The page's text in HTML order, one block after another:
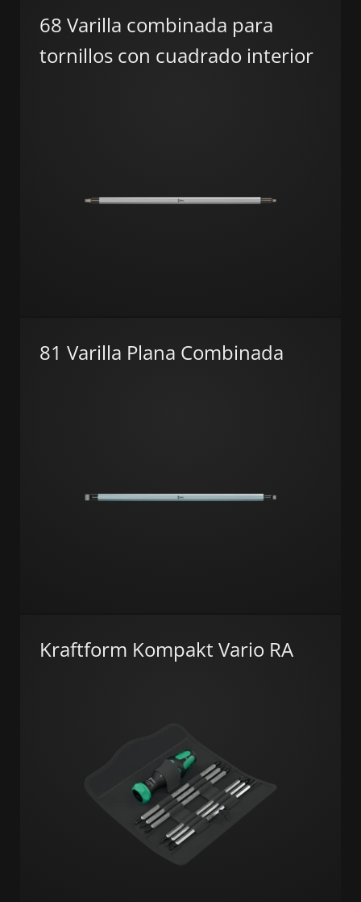
68 Varilla combinada para
tornillos con cuadrado interior
81 Varilla Plana Combinada
Kraftform Kompakt Vario RA